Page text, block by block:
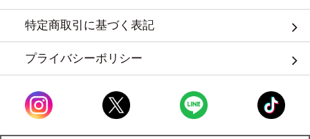
特定商取引に基づく表記
プライバシーポリシー